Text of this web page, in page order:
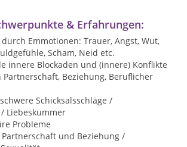
& Erfahrungen:
Emmotionen: Trauer, Angst, Wut,
Scham, Neid etc.
innere Blockaden und (innere) Konflikte
Partnerschaft, Beziehung, Beruflicher
Schicksalsschläge /
Liebeskummer
Probleme
und Beziehung /